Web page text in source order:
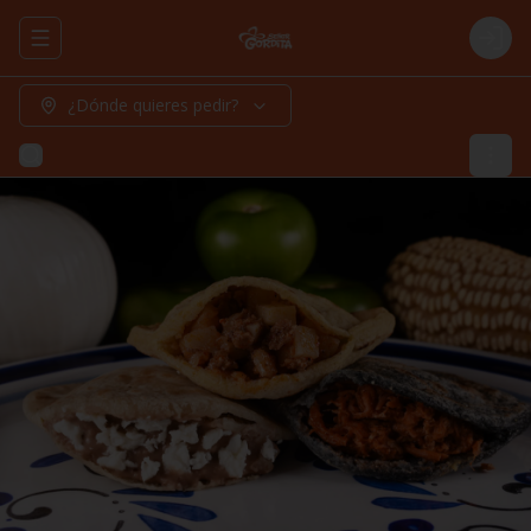
Abrir menu de navegación Login
¿Dónde quieres pedir?